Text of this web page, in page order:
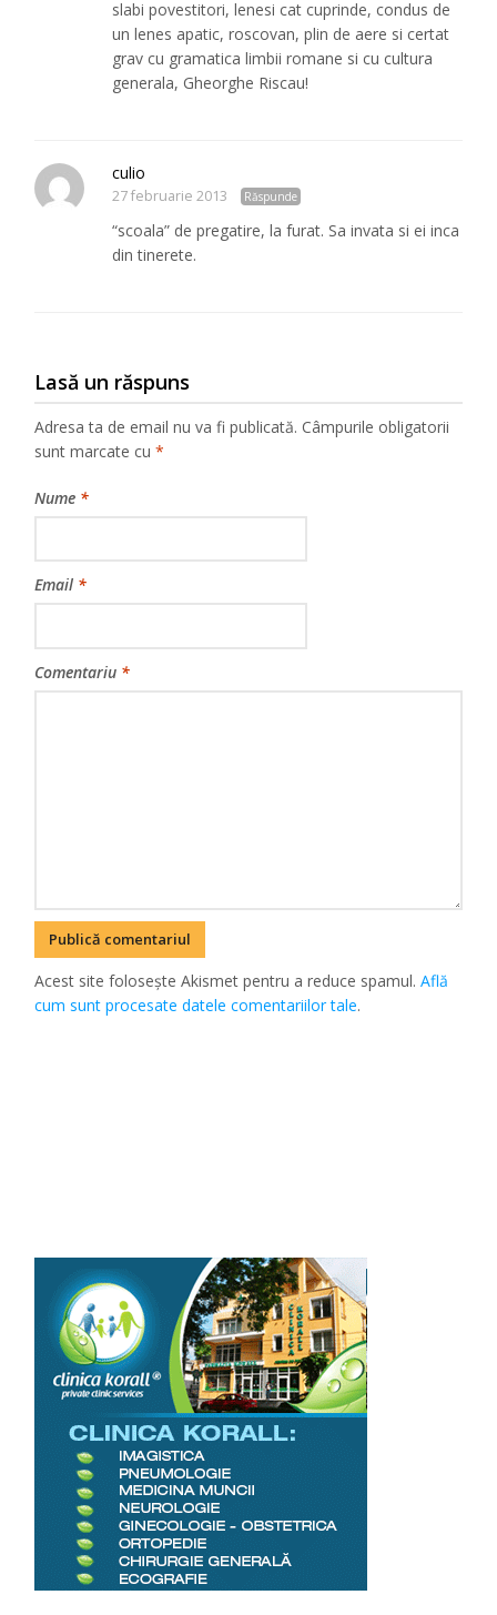
slabi povestitori, lenesi cat cuprinde, condus de
un lenes apatic, roscovan, plin de aere si certat
grav cu gramatica limbii romane si cu cultura
generala, Gheorghe Riscau!
culio
27 februarie 2013 Răspunde
“scoala” de pregatire, la furat. Sa invata si ei inca
din tinerete.
Lasă un răspuns
Adresa ta de email nu va fi publicată. Câmpurile obligatorii
sunt marcate cu*
Nume *
Email *
Comentariu *
Acest site folosește Akismet pentru a reduce spamul.Află
cum sunt procesate datele comentariilor tale.